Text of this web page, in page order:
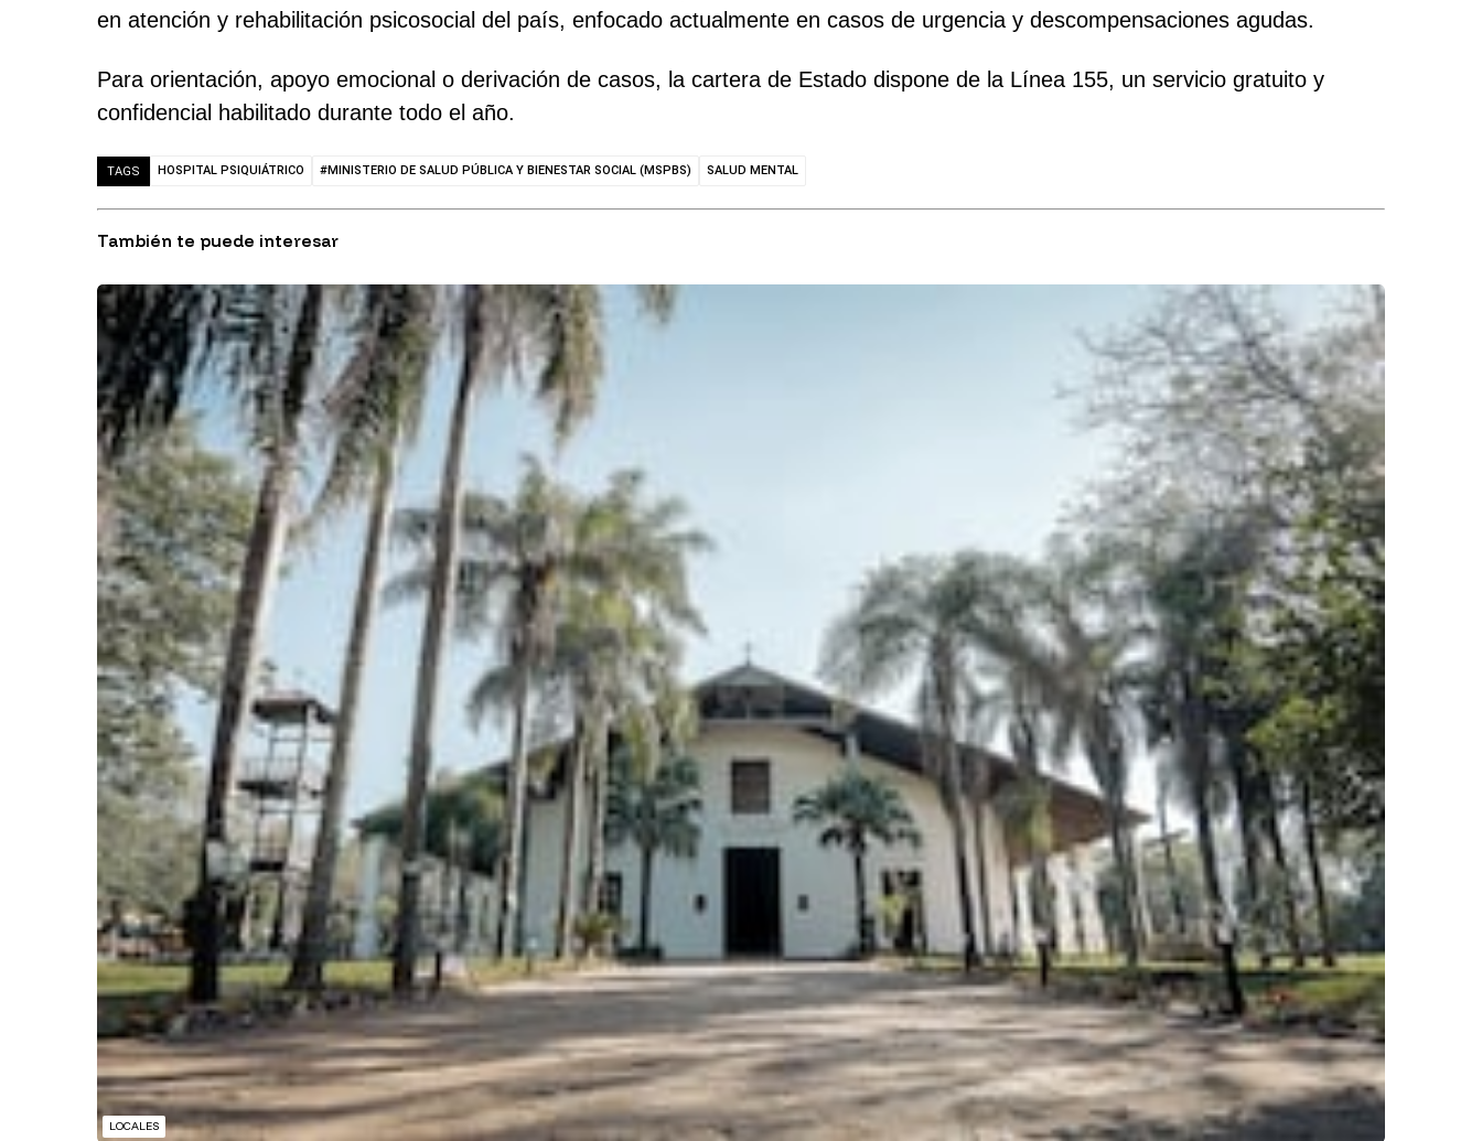
en atención y rehabilitación psicosocial del país, enfocado actualmente en casos de urgencia y descompensaciones agudas.
Para orientación, apoyo emocional o derivación de casos, la cartera de Estado dispone de la Línea 155, un servicio gratuito y
confidencial habilitado durante todo el año.
TAGS HOSPITAL PSIQUIÁTRICO #MINISTERIO DE SALUD PÚBLICA Y BIENESTAR SOCIAL (MSPBS) SALUD MENTAL
También te puede interesar
LOCALES